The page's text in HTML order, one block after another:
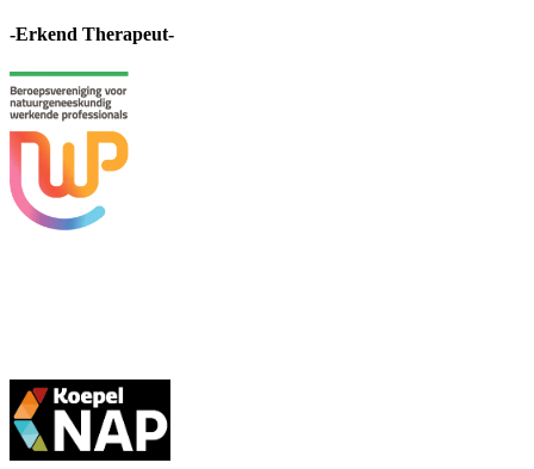
-Erkend Therapeut-